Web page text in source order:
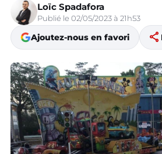
Loïc Spadafora
Publié le 02/05/2023 à 21h53
Ajoutez-nous en favori share